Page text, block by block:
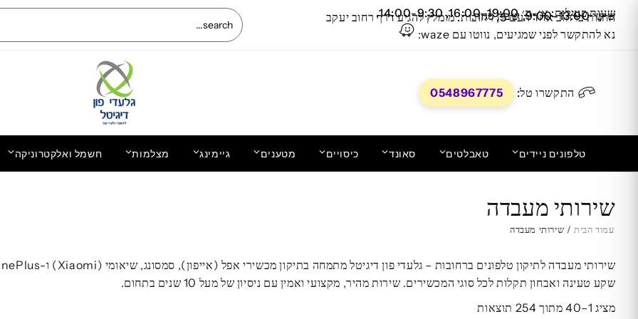
לתוכן
Skipשעות פעילות: א׳-ה׳ 16:00-19:00, 14:00-9:30,
שישי 9:00-13:00 ,שבת סגור. החנות ברחוב אחד העם 5, רחובות. מומלץ להגיע דרך רחוב יעקב
נא להתקשר לפני שמגיעים, נווטו עם waze:
התקשרו טל: 0548967775
טלפונים ניידים טאבלטים סאונד כיסויים מטענים גיימינג מצלמות חשמל ואלקטרוניקה
שירותי מעבדה
עמוד הבית/ שירותי מעבדה
שקע טעינה ואבחון תקלות לכל סוגי המכשירים. שירות מהיר, מקצועי ואמין עם ניסיון של מעל 10 שנים בתחום.
מציג 1–40 מתוך 254 תוצאות